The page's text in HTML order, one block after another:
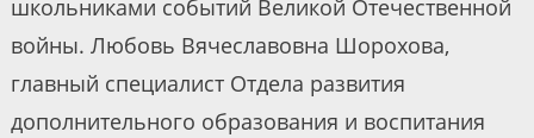
школьниками событий Великой Отечественной
войны. Любовь Вячеславовна Шорохова,
главный специалист Отдела развития
дополнительного образования и воспитания